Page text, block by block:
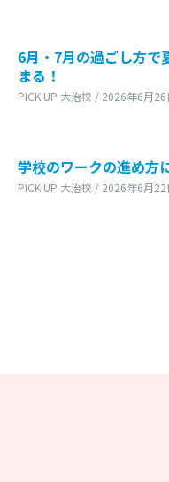
6月・7月の過ごし方で
まる！
PICK UP 大治校 / 2026年6月26
学校のワークの進め方
PICK UP 大治校 / 2026年6月22